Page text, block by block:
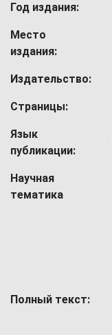
Год издания:
Место
издания:
Издательство:
Страницы:
Язык
публикации:
Научная
тематика
Полный текст: